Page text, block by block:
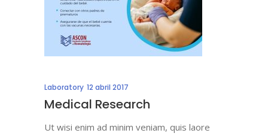
Laboratory 12 abril 2017
Medical Research
Ut wisi enim ad minim veniam, quis laore